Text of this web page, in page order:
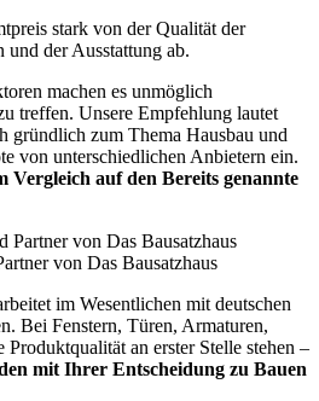
stark von der Qualität der
und der Ausstattung ab.
machen es unmöglich
treffen. Unsere Empfehlung lautet
gründlich zum Thema Hausbau und
von unterschiedlichen Anbietern ein.
Vergleich auf den Bereits genannte
von Das Bausatzhaus
im Wesentlichen mit deutschen
Bei Fenstern, Türen, Armaturen,
an erster Stelle stehen –
mit Ihrer Entscheidung zu Bauen